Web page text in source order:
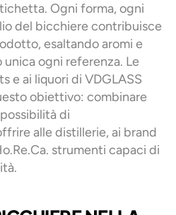
Ogni forma, ogni
del bicchiere contribuisce
esaltando aromi e
ogni referenza. Le
e ai liquori di VDGLASS
obiettivo: combinare
di
alle distillerie, ai brand
strumenti capaci di